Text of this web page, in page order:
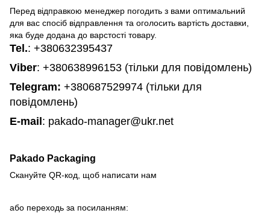
Перед відправкою менеджер погодить з вами оптимальний
для вас спосіб відправлення та оголосить вартість доставки,
яка буде додана до варстості товару.
Tel.: +380632395437
Viber: +380638996153 (тільки для повідомлень)
Telegram: +380687529974 (тільки для
повідомлень)
E-mail: pakado-manager@ukr.net
Pakado Packaging
Скануйте QR-код, щоб написати нам
або переходь за посиланням: